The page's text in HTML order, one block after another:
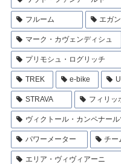
フルーム エガ
マーク・カヴェンディシュ
プリモシュ・ログリッチ
TREK e-bike
STRAVA フィリッ
ヴィクトール・カンペナール
パワーメーター チー
エリア・ヴィヴィアーニ